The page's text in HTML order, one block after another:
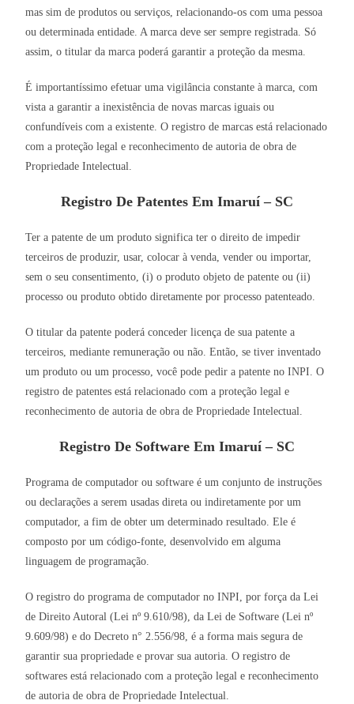
mas sim de produtos ou serviços, relacionando-os com uma pessoa
ou determinada entidade. A marca deve ser sempre registrada. Só
assim, o titular da marca poderá garantir a proteção da mesma.
É importantíssimo efetuar uma vigilância constante à marca, com
vista a garantir a inexistência de novas marcas iguais ou
confundíveis com a existente. O registro de marcas está relacionado
com a proteção legal e reconhecimento de autoria de obra de
Propriedade Intelectual.
Registro De Patentes Em Imaruí – SC
Ter a patente de um produto significa ter o direito de impedir
terceiros de produzir, usar, colocar à venda, vender ou importar,
sem o seu consentimento, (i) o produto objeto de patente ou (ii)
processo ou produto obtido diretamente por processo patenteado.
O titular da patente poderá conceder licença de sua patente a
terceiros, mediante remuneração ou não. Então, se tiver inventado
um produto ou um processo, você pode pedir a patente no INPI. O
registro de patentes está relacionado com a proteção legal e
reconhecimento de autoria de obra de Propriedade Intelectual.
Registro De Software Em Imaruí – SC
Programa de computador ou software é um conjunto de instruções
ou declarações a serem usadas direta ou indiretamente por um
computador, a fim de obter um determinado resultado. Ele é
composto por um código-fonte, desenvolvido em alguma
linguagem de programação.
O registro do programa de computador no INPI, por força da Lei
de Direito Autoral (Lei nº 9.610/98), da Lei de Software (Lei nº
9.609/98) e do Decreto n° 2.556/98, é a forma mais segura de
garantir sua propriedade e provar sua autoria. O registro de
softwares está relacionado com a proteção legal e reconhecimento
de autoria de obra de Propriedade Intelectual.